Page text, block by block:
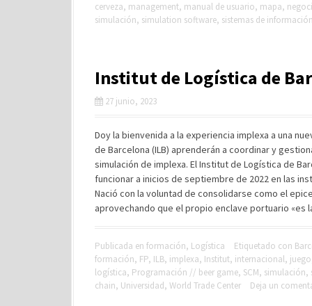
cerveza, management, manual de usuario, mapa,
simulación, simulation software, sistemas de información
Institut de Logística de
27 junio, 2023
Doy la bienvenida a la experiencia implexa a una
de Barcelona (ILB) aprenderán a coordinar y
simulación de implexa. El Institut de Logística de
funcionar a inicios de septiembre de 2022 en las
Nació con la voluntad de consolidarse como el
aprovechando que el propio enclave portuario
Publicada en formación, Logística Etiquetado con
formación, FP, ILB, implexa, Institut, internacional, juego
logística, Programación // beer game, SCM, simulación,
chain, Universidad, World Trade Center Deja un